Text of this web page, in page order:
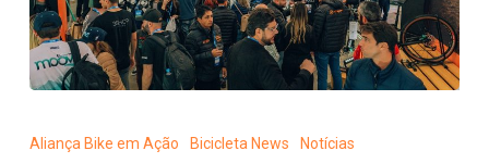
Aliança Bike em Ação Bicicleta News Notícias